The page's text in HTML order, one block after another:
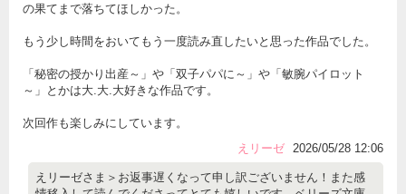
の果てまで落ちてほしかった。
もう少し時間をおいてもう一度読み直したいと思った作品でした。
「秘密の授かり出産～」や「双子パパに～」や「敏腕パイロット
～」とかは大.大.大好きな作品です。
次回作も楽しみにしています。
えリーゼ
2026/05/28 12:06
えリーゼさま＞お返事遅くなって申し訳ございません！また感